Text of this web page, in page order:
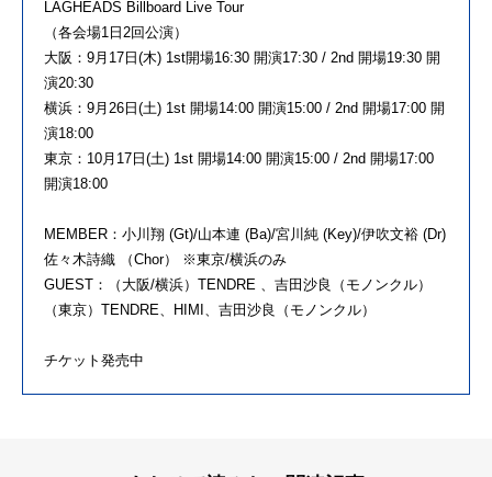
LAGHEADS Billboard Live Tour
（各会場1日2回公演）
大阪：9月17日(木) 1st開場16:30 開演17:30 / 2nd 開場19:30 開
演20:30
横浜：9月26日(土) 1st 開場14:00 開演15:00 / 2nd 開場17:00 開
演18:00
東京：10月17日(土) 1st 開場14:00 開演15:00 / 2nd 開場17:00
開演18:00
MEMBER：小川翔 (Gt)/山本連 (Ba)/宮川純 (Key)/伊吹文裕 (Dr)
佐々木詩織 （Chor） ※東京/横浜のみ
GUEST：（大阪/横浜）TENDRE 、吉田沙良（モノンクル）
（東京）TENDRE、HIMI、吉田沙良（モノンクル）
チケット発売中